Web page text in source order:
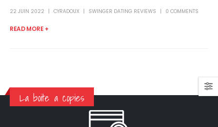
22 JUIN 2022 CYRADOUX SWINGER DATING REVIEWS 0 COMMENTS
READ MORE +
La boite a copies